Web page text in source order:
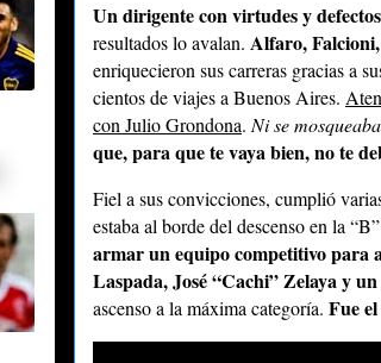
Un dirigente con virtudes y
resultados lo avalan. Alfaro,
enriquecieron sus carreras gracias a
cientos de viajes a Buenos Aires.
con Julio Grondona. Ni se mosqueaba
que, para que te vaya bien, no te
Fiel a sus convicciones, cumplió
estaba al borde del descenso en la
armar un equipo competitivo para
Laspada, José “Cachi” Zelaya y
ascenso a la máxima categoría. Fue